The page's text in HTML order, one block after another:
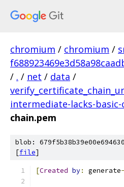
chromium / chromium /
/ . / net / data /
intermediate-lacks-
chain.pem
blob:
[file]
[Created by: generate-